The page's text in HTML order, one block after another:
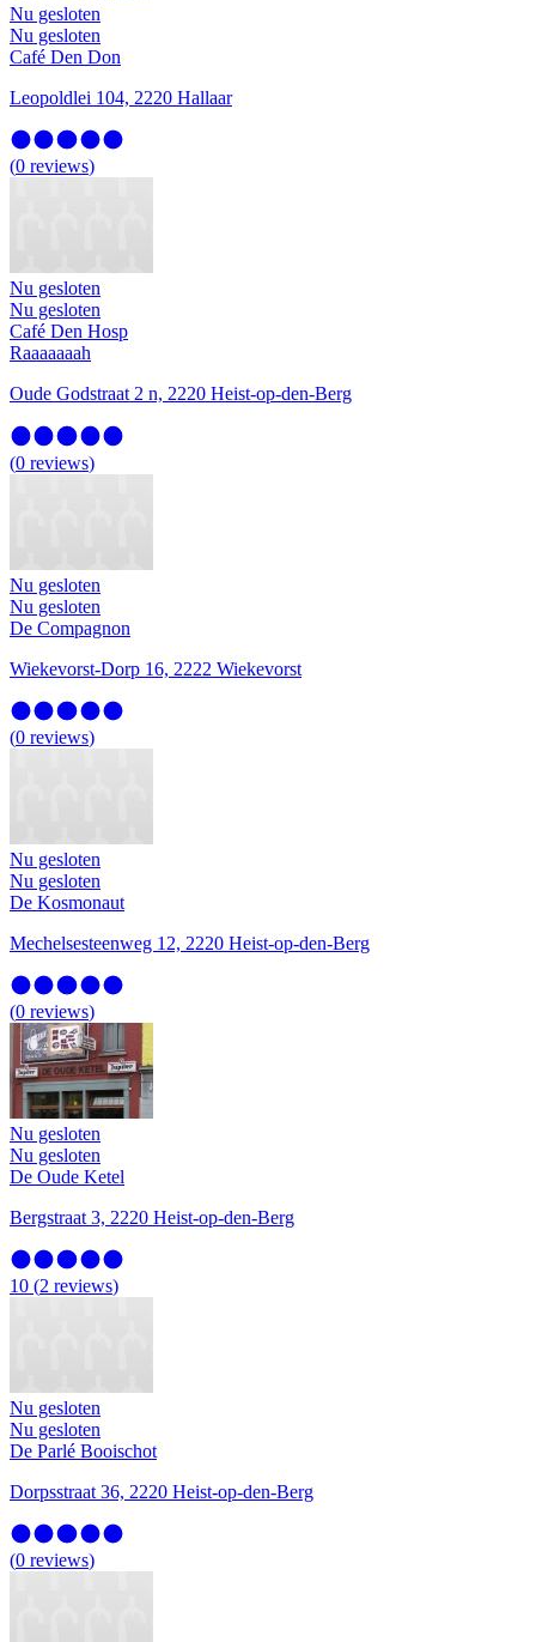
Nu gesloten
Nu gesloten
Café Den Don
Leopoldlei 104, 2220 Hallaar
(0 reviews)
Nu gesloten
Nu gesloten
Café Den Hosp
Raaaaaaah
Oude Godstraat 2 n, 2220 Heist-op-den-Berg
(0 reviews)
Nu gesloten
Nu gesloten
De Compagnon
Wiekevorst-Dorp 16, 2222 Wiekevorst
(0 reviews)
Nu gesloten
Nu gesloten
De Kosmonaut
Mechelsesteenweg 12, 2220 Heist-op-den-Berg
(0 reviews)
Nu gesloten
Nu gesloten
De Oude Ketel
Bergstraat 3, 2220 Heist-op-den-Berg
10 (2 reviews)
Nu gesloten
Nu gesloten
De Parlé Booischot
Dorpsstraat 36, 2220 Heist-op-den-Berg
(0 reviews)